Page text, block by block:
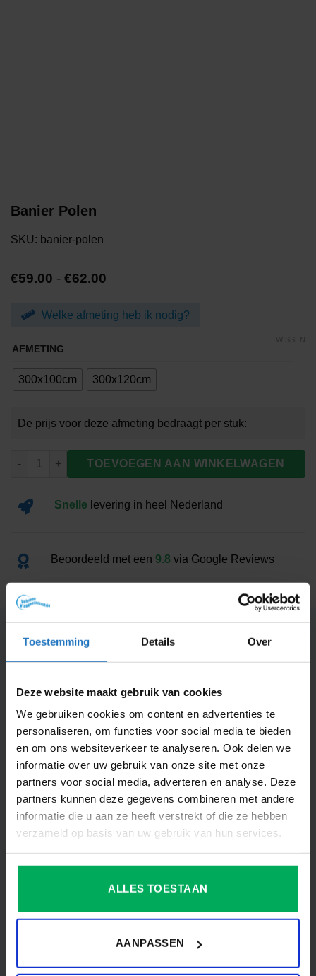
Toestemming Details Over
Deze website maakt gebruik van cookies
We gebruiken cookies om content en advertenties te
personaliseren, om functies voor social media te bieden
en om ons websiteverkeer te analyseren. Ook delen we
informatie over uw gebruik van onze site met onze
partners voor social media, adverteren en analyse. Deze
partners kunnen deze gegevens combineren met andere
informatie die u aan ze heeft verstrekt of die ze hebben
verzameld op basis van uw gebruik van hun services.
ALLES TOESTAAN
AANPASSEN
Banier Polen
SKU: banier-polen
€59.00 - €62.00
€62.00
Welke afmeting heb ik nodig?
AFMETING
300x100cm 300x120cm
Banier Polen aantal
TOEVOEGEN AAN WINKELWAGEN
Snelle levering in heel Nederland
Beoordeeld met een 9.8 via Google Reviews
Dit vind je misschien ook interessant
Productspecificaties
AANVULLENDE INFORMATIE
BEOORDELINGEN (0)
AFMETING
AANTAL STUKS IN
0.115
IN DE DOOS